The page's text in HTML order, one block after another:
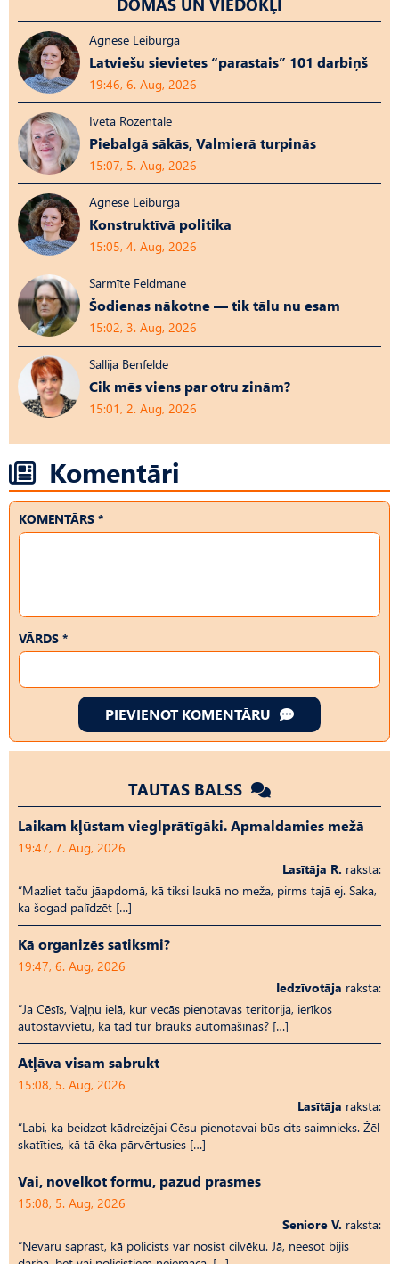
Agnese Leiburga
Latviešu sievietes “parastais” 101 darbiņš
19:46, 6. Aug, 2026
Iveta Rozentāle
Piebalgā sākās, Valmierā turpinās
15:07, 5. Aug, 2026
Agnese Leiburga
Konstruktīvā politika
15:05, 4. Aug, 2026
Sarmīte Feldmane
Šodienas nākotne — tik tālu nu esam
15:02, 3. Aug, 2026
Sallija Benfelde
Cik mēs viens par otru zinām?
15:01, 2. Aug, 2026
Komentāri
KOMENTĀRS *
VĀRDS *
PIEVIENOT KOMENTĀRU
TAUTAS BALSS
Laikam kļūstam vieglprātīgāki. Apmaldamies mežā
19:47, 7. Aug, 2026
Lasītāja R. raksta:
“Mazliet taču jāapdomā, kā tiksi laukā no meža, pirms tajā ej. Saka,
ka šogad palīdzēt […]
Kā organizēs satiksmi?
19:47, 6. Aug, 2026
Iedzīvotāja raksta:
“Ja Cēsīs, Vaļņu ielā, kur vecās pienotavas teritorija, ierīkos
autostāvvietu, kā tad tur brauks automašīnas? […]
Atļāva visam sabrukt
15:08, 5. Aug, 2026
Lasītāja raksta:
“Labi, ka beidzot kādreizējai Cēsu pienotavai būs cits saimnieks. Žēl
skatīties, kā tā ēka pārvērtusies […]
Vai, novelkot formu, pazūd prasmes
15:08, 5. Aug, 2026
Seniore V. raksta:
“Nevaru saprast, kā policists var nosist cilvēku. Jā, neesot bijis